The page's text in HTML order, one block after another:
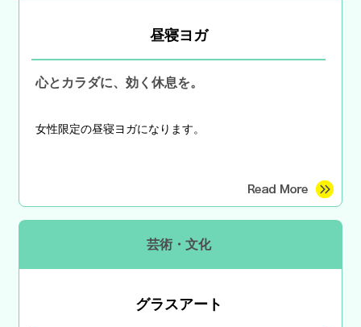
昼寝ヨガ
心とカラダに、効く休息を。
女性限定の昼寝ヨガになります。
芸術・文化
グラスアート